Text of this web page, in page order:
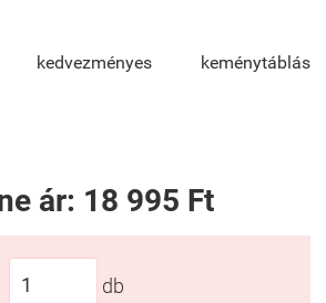
keménytáblás
ár: 18 995 Ft
db